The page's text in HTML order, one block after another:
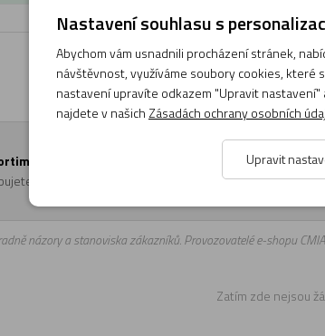
hudebních nástrojů a kol jsou připraveni
odpovíme co nejdříve.
názory a stanoviska zákazníků. Provozovatelé e-shopu
Zatím zde nejsou
Nastavení souhlasu s
Abychom vám usnadnili procházení stránek,
návštěvnost, využíváme soubory cookies, které
nastavení upravíte odkazem "Upravit
najdete v našich Zásadách ochrany osobních
Upravit